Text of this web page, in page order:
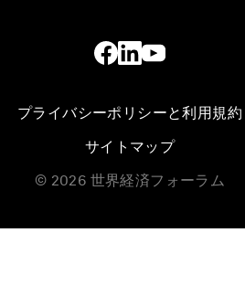
プライバシーポリシーと利用規約
サイトマップ
© 2026 世界経済フォーラム